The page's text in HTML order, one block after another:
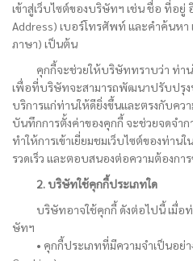
เข้าสู่เว็บไซต์ของบริษัทฯ เช่น ชื่อ ที่อยู่
Address) เบอร์โทรศัพท์ และคำค้นหา
ภาษา) เป็นต้น
คุกกี้จะช่วยให้บริษัททราบว่า ท่านใ
เพื่อที่บริษัทจะสามารถพัฒนาปรับปรุง
บริการแก่ท่านให้ดียิ่งขึ้นและตรงกับคว
บันทึกการตั้งค่าของคุกกี้ จะช่วยจดจำก
ทำให้การเข้าเยี่ยมชมเว็บไซต์ของท่าน
รวดเร็ว และตอบสนองต่อความต้องกา
2. บริษัทใช้คุกกี้ประเภทใด
บริษัทอาจใช้คุกกี้ ดังต่อไปนี้ เมื่อท่า
ษัทฯ
• คุกกี้ประเภทที่มีความจำเป็นอย่า